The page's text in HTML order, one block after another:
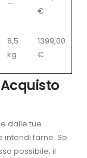
–
€
8,5
kg
1399,00
€
dalle tue
intendi farne. Se
possibile, il